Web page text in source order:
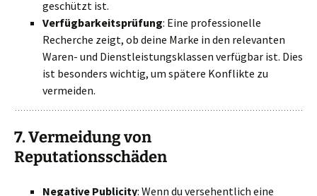
geschützt ist.
Verfügbarkeitsprüfung: Eine professionelle
Recherche zeigt, ob deine Marke in den relevanten
Waren- und Dienstleistungsklassen verfügbar ist. Dies
ist besonders wichtig, um spätere Konflikte zu
vermeiden.
7.Vermeidung von
Reputationsschäden
Negative Publicity: Wenn du versehentlich eine